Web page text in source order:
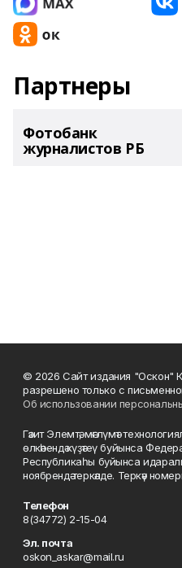
Партнеры
Фотобанк
журналистов РБ
© 2026 Сайт издания "Оскон"
разрешено только с
Об использовании
Гәзит Элемтә, мәғлүмәт
өлкәһендә күҙәтеү буйынса
Республикаһы буйынса
ноябрендә теркәлде. Теркәү
Телефон
8(34772) 2-15-04
Эл. почта
oskon_askar@mail.ru